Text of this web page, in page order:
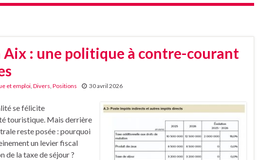
Aix : une politique à contre-courant
et emploi, Divers, Positions 30 avril 2026
se félicite
touristique. Mais derrière
reste posée : pourquoi
un levier fiscal
de la taxe de séjour ?